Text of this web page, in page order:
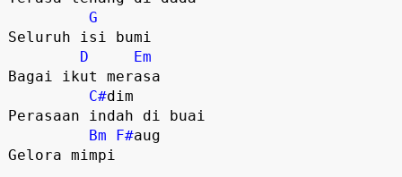
G
Seluruh isi bumi
D
Em
Bagai ikut merasa
C#dim
Perasaan indah di buai
Bm
F#aug
Gelora mimpi